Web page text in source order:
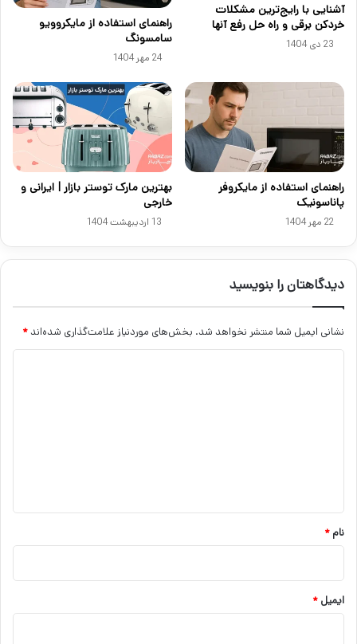
آشنایی با رایج‌ترین مشکلات
خردکن برقی و راه حل رفع آنها
23 دی 1404
راهنمای استفاده از مایکروویو
سامسونگ
24 مهر 1404
راهنمای استفاده از مایکروفر
پاناسونیک
22 مهر 1404
بهترین مارک توستر بازار | ایرانی و
خارجی
13 اردیبهشت 1404
دیدگاهتان را بنویسید
نشانی ایمیل شما منتشر نخواهد شد. بخش‌های موردنیاز علامت‌گذاری شده‌اند *
نام *
ایمیل *